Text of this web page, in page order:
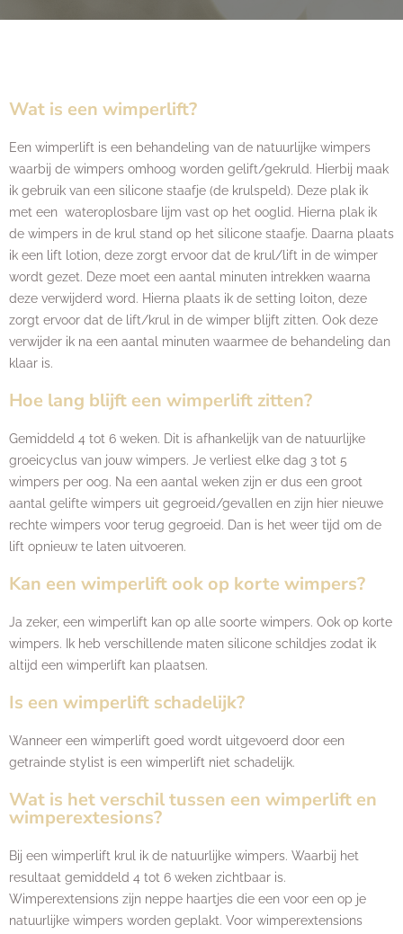
Wat is een wimperlift?
Een wimperlift is een behandeling van de natuurlijke wimpers
waarbij de wimpers omhoog worden gelift/gekruld. Hierbij maak
ik gebruik van een silicone staafje (de krulspeld). Deze plak ik
met een wateroplosbare lijm vast op het ooglid. Hierna plak ik
de wimpers in de krul stand op het silicone staafje. Daarna plaats
ik een lift lotion, deze zorgt ervoor dat de krul/lift in de wimper
wordt gezet. Deze moet een aantal minuten intrekken waarna
deze verwijderd word. Hierna plaats ik de setting loiton, deze
zorgt ervoor dat de lift/krul in de wimper blijft zitten. Ook deze
verwijder ik na een aantal minuten waarmee de behandeling dan
klaar is.
Hoe lang blijft een wimperlift zitten?
Gemiddeld 4 tot 6 weken. Dit is afhankelijk van de natuurlijke
groeicyclus van jouw wimpers. Je verliest elke dag 3 tot 5
wimpers per oog. Na een aantal weken zijn er dus een groot
aantal gelifte wimpers uit gegroeid/gevallen en zijn hier nieuwe
rechte wimpers voor terug gegroeid. Dan is het weer tijd om de
lift opnieuw te laten uitvoeren.
Kan een wimperlift ook op korte wimpers?
Ja zeker, een wimperlift kan op alle soorte wimpers. Ook op korte
wimpers. Ik heb verschillende maten silicone schildjes zodat ik
altijd een wimperlift kan plaatsen.
Is een wimperlift schadelijk?
Wanneer een wimperlift goed wordt uitgevoerd door een
getrainde stylist is een wimperlift niet schadelijk.
Wat is het verschil tussen een wimperlift en
wimperextesions?
Bij een wimperlift krul ik de natuurlijke wimpers. Waarbij het
resultaat gemiddeld 4 tot 6 weken zichtbaar is.
Wimperextensions zijn neppe haartjes die een voor een op je
natuurlijke wimpers worden geplakt. Voor wimperextensions